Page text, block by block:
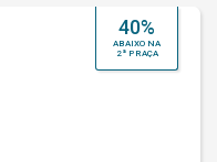
40%
ABAIXO NA
2ª PRAÇA